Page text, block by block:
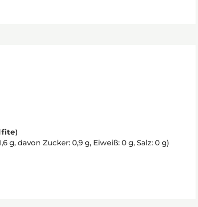
)
davon Zucker: 0,9 g, Eiweiß: 0 g, Salz: 0 g)